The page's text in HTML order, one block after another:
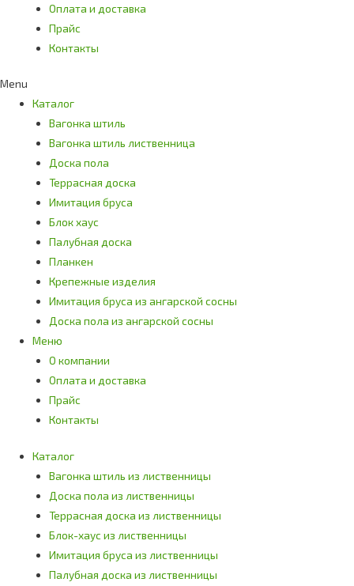
Оплата и доставка
Прайс
Контакты
Menu
Каталог
Вагонка штиль
Вагонка штиль лиственница
Доска пола
Террасная доска
Имитация бруса
Блок хаус
Палубная доска
Планкен
Крепежные изделия
Имитация бруса из ангарской сосны
Доска пола из ангарской сосны
Меню
О компании
Оплата и доставка
Прайс
Контакты
Каталог
Вагонка штиль из лиственницы
Доска пола из лиственницы
Террасная доска из лиственницы
Блок-хаус из лиственницы
Имитация бруса из лиственницы
Палубная доска из лиственницы